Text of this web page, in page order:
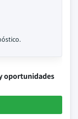
oportunidades